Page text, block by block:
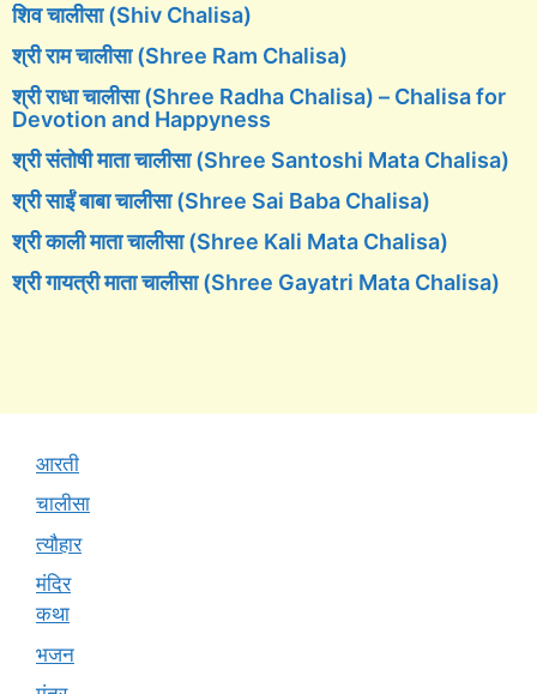
शिव चालीसा (Shiv Chalisa)
श्री राम चालीसा (Shree Ram Chalisa)
श्री राधा चालीसा (Shree Radha Chalisa) – Chalisa for
Devotion and Happyness
श्री संतोषी माता चालीसा (Shree Santoshi Mata Chalisa)
श्री साईं बाबा चालीसा (Shree Sai Baba Chalisa)
श्री काली माता चालीसा (Shree Kali Mata Chalisa)
श्री गायत्री माता चालीसा (Shree Gayatri Mata Chalisa)
आरती
चालीसा
त्यौहार
मंदिर
कथा
भजन